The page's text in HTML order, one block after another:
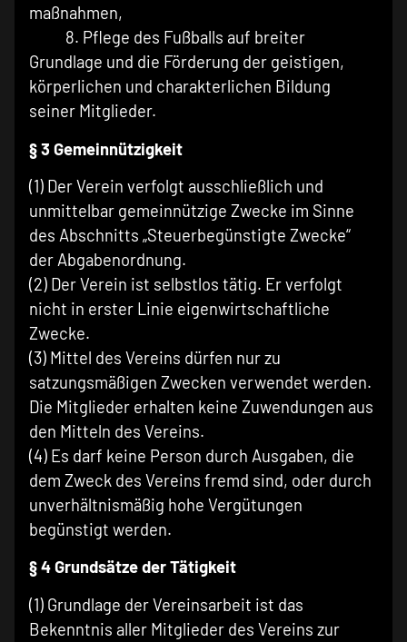
maßnahmen,
8. Pflege des Fußballs auf breiter
Grundlage und die Förderung der geistigen,
körperlichen und charakterlichen Bildung
seiner Mitglieder.
§ 3 Gemeinnützigkeit
(1) Der Verein verfolgt ausschließlich und
unmittelbar gemeinnützige Zwecke im Sinne
des Abschnitts „Steuerbegünstigte Zwecke“
der Abgabenordnung.
(2) Der Verein ist selbstlos tätig. Er verfolgt
nicht in erster Linie eigenwirtschaftliche
Zwecke.
(3) Mittel des Vereins dürfen nur zu
satzungsmäßigen Zwecken verwendet werden.
Die Mitglieder erhalten keine Zuwendungen aus
den Mitteln des Vereins.
(4) Es darf keine Person durch Ausgaben, die
dem Zweck des Vereins fremd sind, oder durch
unverhältnismäßig hohe Vergütungen
begünstigt werden.
§ 4 Grundsätze der Tätigkeit
(1) Grundlage der Vereinsarbeit ist das
Bekenntnis aller Mitglieder des Vereins zur